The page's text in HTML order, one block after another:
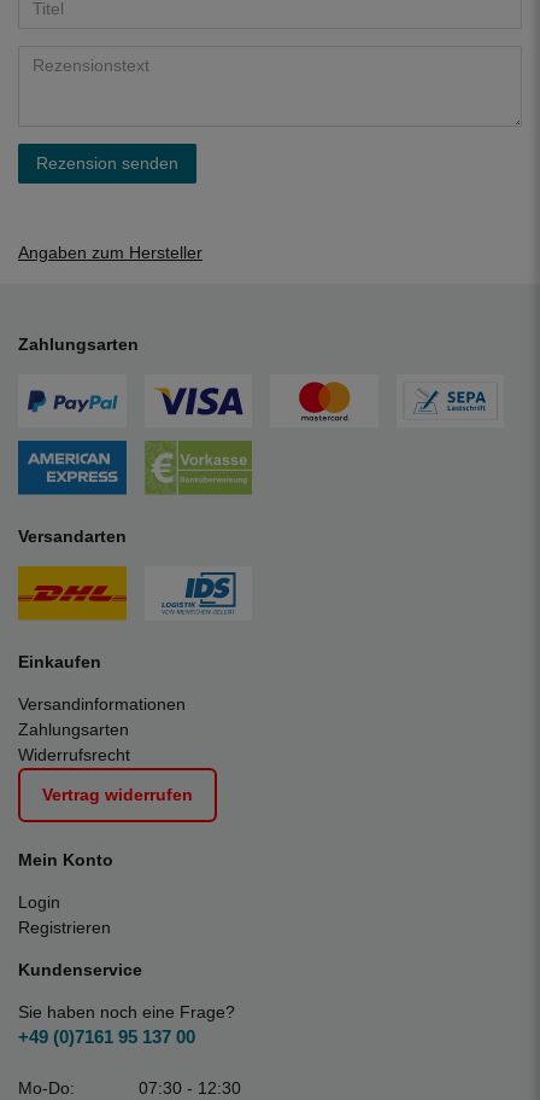
Rezension senden
Angaben zum Hersteller
Zahlungsarten
Versandarten
Einkaufen
Versandinformationen
Zahlungsarten
Widerrufsrecht
Vertrag widerrufen
Mein Konto
Login
Registrieren
Kundenservice
Sie haben noch eine Frage?
+49 (0)7161 95 137 00
Mo-Do:
07:30 - 12:30